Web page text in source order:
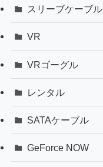
スリーブケーブル
VR
VRゴーグル
レンタル
SATAケーブル
GeForce NOW